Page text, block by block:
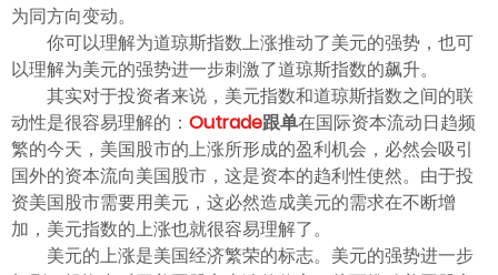
为同方向变动。
你可以理解为道琼斯指数上涨推动了美元的强势，也可
以理解为美元的强势进一步刺激了道琼斯指数的飙升。
其实对于投资者来说，美元指数和道琼斯指数之间的联
动性是很容易理解的： Outrade跟单在国际资本流动日趋频
繁的今天，美国股市的上涨所形成的盈利机会，必然会吸引
国外的资本流向美国股市，这是资本的趋利性使然。由于投
资美国股市需要用美元，这必然造成美元的需求在不断增
加，美元指数的上涨也就很容易理解了。
美元的上涨是美国经济繁荣的标志。美元的强势进一步